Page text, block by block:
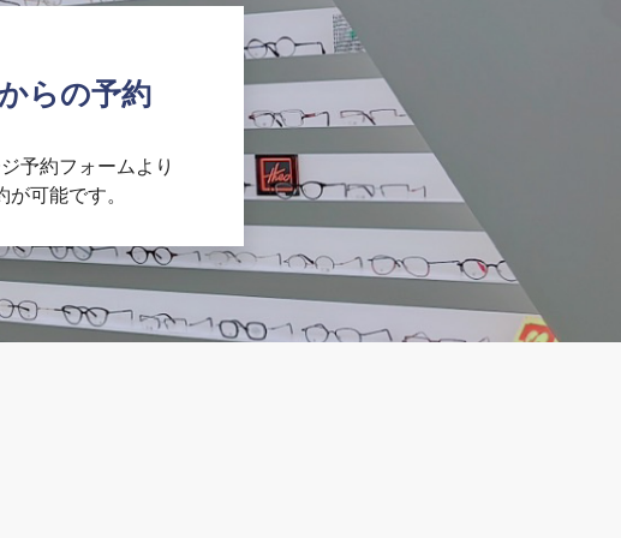
らの予約
予約フォームより
が可能です。